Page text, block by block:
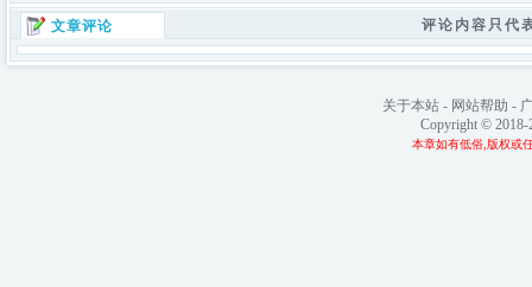
文章评论 评论内容只代
关于本站- 网站帮助 -
Copyright ©
本章如有低俗,版权或